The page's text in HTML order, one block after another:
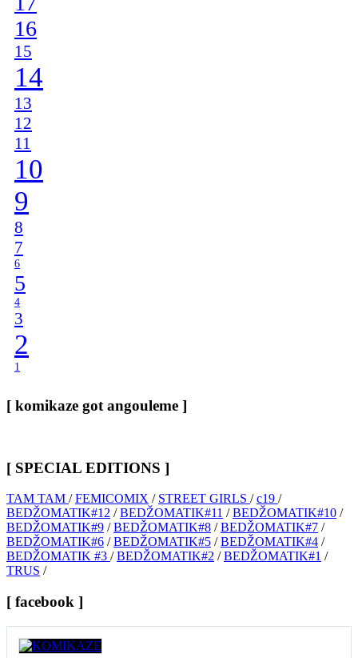
16
15
14
13
12
11
10
9
8
7
6
5
4
3
2
1
[ komikaze got angouleme ]
[ SPECIAL EDITIONS ]
TAM TAM /FEMICOMIX / STREET GIRLS /c19 /
BEDŽOMATIK#12 /BEDŽOMATIK#11 /BEDŽOMATIK#10 /
BEDŽOMATIK#9 /BEDŽOMATIK#8 /BEDŽOMATIK#7 /
BEDŽOMATIK#6 /BEDŽOMATIK#5 /BEDŽOMATIK#4 /
BEDŽOMATIK #3 /BEDŽOMATIK#2 /BEDŽOMATIK#1 /
TRUS /
[ facebook ]